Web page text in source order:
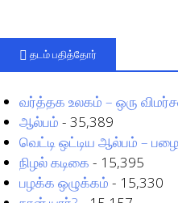
தடம் பதித்தோர்
வர்த்தக உலகம் – ஒரு
ஆல்பம் - 35,389
வெட்டி ஒட்டிய ஆல்பம் –
நிழல் கடிகை - 15,395
பழக்க ஒழுக்கம் - 15,330